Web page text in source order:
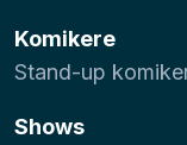
Komikere
Stand-up
Shows